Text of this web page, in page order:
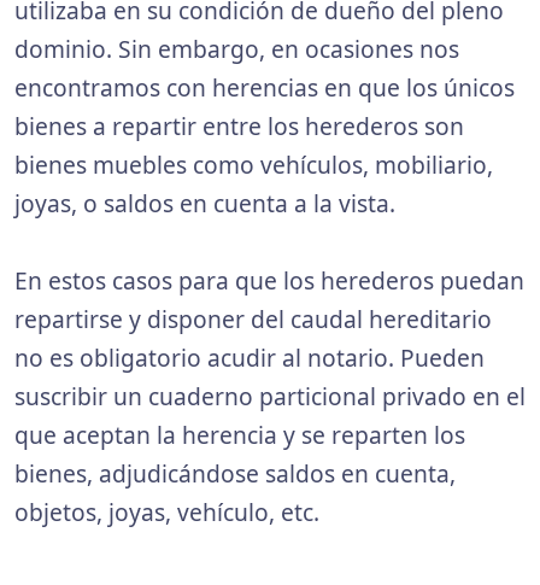
utilizaba en su condición de dueño del pleno
dominio. Sin embargo, en ocasiones nos
encontramos con herencias en que los únicos
bienes a repartir entre los herederos son
bienes muebles como vehículos, mobiliario,
joyas, o saldos en cuenta a la vista.
En estos casos para que los herederos puedan
repartirse y disponer del caudal hereditario
no es obligatorio acudir al notario. Pueden
suscribir un cuaderno particional privado en el
que aceptan la herencia y se reparten los
bienes, adjudicándose saldos en cuenta,
objetos, joyas, vehículo, etc.